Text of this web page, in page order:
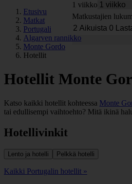
1 viikko
Matkustajien
Etusivu
Matkat
Portugali
Algarven rannikko
Monte Gordo
Hotellit
Hotellit Monte
Katso kaikki hotellit kohteessa Monte
tai edullisempi vaihtoehto? Mitä ikinä
Hotellivinkit
Lento ja hotelli Pelkkä hotelli
Kaikki Portugalin hotellit »